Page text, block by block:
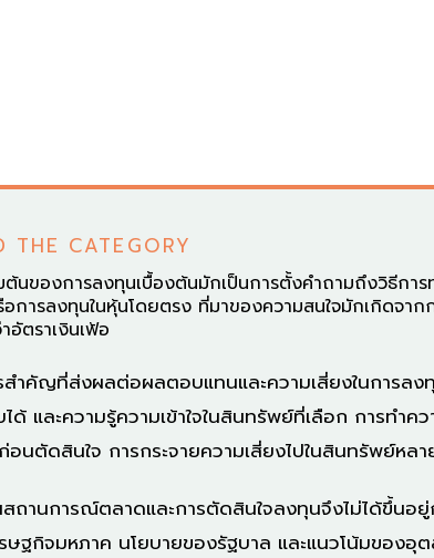
THE CATEGORY
ต้นของการลงทุนเบื้องต้นมักเป็นการตั้งคำถามถึงวิธีการ
การลงทุนในหุ้นโดยตรง ที่มาของความสนใจมักเกิดจาก
อัตราเงินเฟ้อ
ำคัญที่ส่งผลต่อผลตอบแทนและความเสี่ยงในการลง
ด้ และความรู้ความเข้าใจในสินทรัพย์ที่เลือก การทำค
อนตัดสินใจ การกระจายความเสี่ยงไปในสินทรัพย์ห
ถานการณ์ตลาดและการตัดสินใจลงทุนจึงไม่ได้ขึ้น
ษฐกิจมหภาค นโยบายของรัฐบาล และแนวโน้มของ